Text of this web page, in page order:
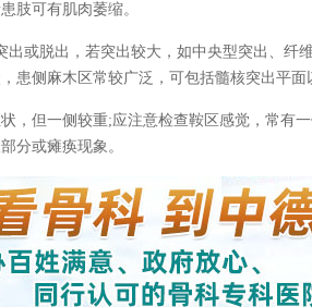
肢可有肌肉萎缩。
出或脱出，若突出较大，如中央型突出、纤
患侧麻木区常较广泛，可包括髓核突出平面
，但一侧较重;应注意检查鞍区感觉，常有
分或瘫痪现象。